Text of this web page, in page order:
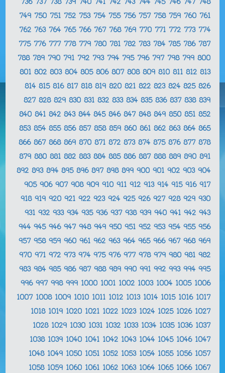
736 737 738 739 740 741 742 743 744 745 746 747 748
749 750 751 752 753 754 755 756 757 758 759 760 761
762 763 764 765 766 767 768 769 770 771 772 773 774
775 776 777 778 779 780 781 782 783 784 785 786 787
788 789 790 791 792 793 794 795 796 797 798 799 800
801 802 803 804 805 806 807 808 809 810 811 812 813
814 815 816 817 818 819 820 821 822 823 824 825 826
827 828 829 830 831 832 833 834 835 836 837 838 839
840 841 842 843 844 845 846 847 848 849 850 851 852
853 854 855 856 857 858 859 860 861 862 863 864 865
866 867 868 869 870 871 872 873 874 875 876 877 878
879 880 881 882 883 884 885 886 887 888 889 890 891
892 893 894 895 896 897 898 899 900 901 902 903 904
905 906 907 908 909 910 911 912 913 914 915 916 917
918 919 920 921 922 923 924 925 926 927 928 929 930
931 932 933 934 935 936 937 938 939 940 941 942 943
944 945 946 947 948 949 950 951 952 953 954 955 956
957 958 959 960 961 962 963 964 965 966 967 968 969
970 971 972 973 974 975 976 977 978 979 980 981 982
983 984 985 986 987 988 989 990 991 992 993 994 995
996 997 998 999 1000 1001 1002 1003 1004 1005 1006
1007 1008 1009 1010 1011 1012 1013 1014 1015 1016 1017
1018 1019 1020 1021 1022 1023 1024 1025 1026 1027
1028 1029 1030 1031 1032 1033 1034 1035 1036 1037
1038 1039 1040 1041 1042 1043 1044 1045 1046 1047
1048 1049 1050 1051 1052 1053 1054 1055 1056 1057
1058 1059 1060 1061 1062 1063 1064 1065 1066 1067